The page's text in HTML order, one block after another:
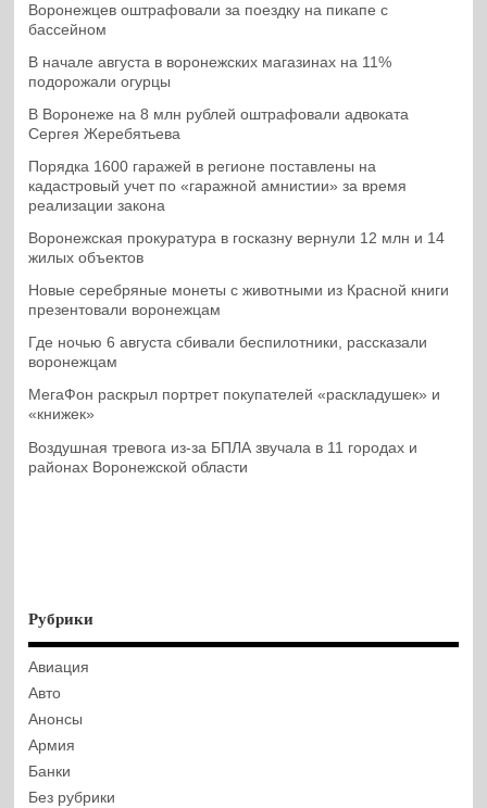
Воронежцев оштрафовали за поездку на пикапе с
бассейном
В начале августа в воронежских магазинах на 11%
подорожали огурцы
В Воронеже на 8 млн рублей оштрафовали адвоката
Сергея Жеребятьева
Порядка 1600 гаражей в регионе поставлены на
кадастровый учет по «гаражной амнистии» за время
реализации закона
Воронежская прокуратура в госказну вернули 12 млн и 14
жилых объектов
Новые серебряные монеты с животными из Красной книги
презентовали воронежцам
Где ночью 6 августа сбивали беспилотники, рассказали
воронежцам
МегаФон раскрыл портрет покупателей «раскладушек» и
«книжек»
Воздушная тревога из-за БПЛА звучала в 11 городах и
районах Воронежской области
Рубрики
Авиация
Авто
Анонсы
Армия
Банки
Без рубрики